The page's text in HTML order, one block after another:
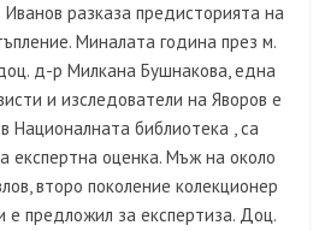
разказа предисторията на
Миналата година през м.
д-р Милкана Бушнакова, една
и изследователи на Яворов е
Националната библиотека , са
експертна оценка. Мъж на около
второ поколение колекционер
е предложил за експертиза. Доц.